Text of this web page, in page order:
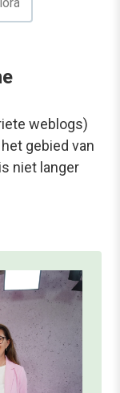
weblogs)
gebied van
niet langer